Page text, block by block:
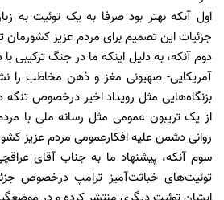
اول آنکه بهتر بود صرفا به یک توئیت به
جزئیات این تصمیم برای مردم عزیز
دوم آنکه، به دلیل اینکه ما در جنگ ترکیبی
آمریکایی- صهیونی مغز و ذهن مخاطب را
بزنگاه‌هایی مثل رویداد اخیر درخصوص
از یک تریبون عمومی مثل رسانه‌ ملی با
روانی دشمن علیه افکارعمومی مردم عزیز
سوم آنکه، پیشنهاد ما به جناب آقای
توئیت‌های خباثت‌آمیز ترامپ درخصوص